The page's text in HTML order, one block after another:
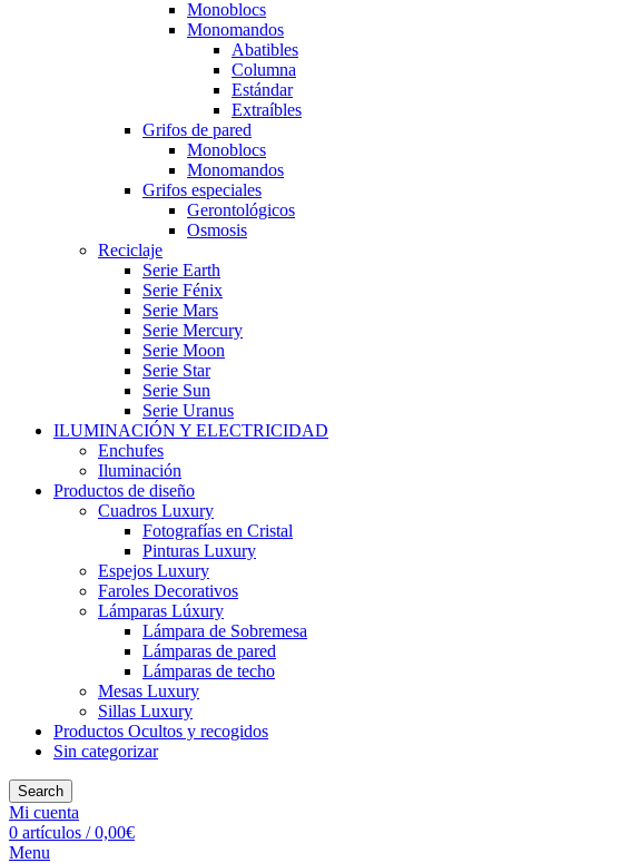
Monoblocs
Monomandos
Abatibles
Columna
Estándar
Extraíbles
Grifos de pared
Monoblocs
Monomandos
Grifos especiales
Gerontológicos
Osmosis
Reciclaje
Serie Earth
Serie Fénix
Serie Mars
Serie Mercury
Serie Moon
Serie Star
Serie Sun
Serie Uranus
ILUMINACIÓN Y ELECTRICIDAD
Enchufes
Iluminación
Productos de diseño
Cuadros Luxury
Fotografías en Cristal
Pinturas Luxury
Espejos Luxury
Faroles Decorativos
Lámparas Lúxury
Lámpara de Sobremesa
Lámparas de pared
Lámparas de techo
Mesas Luxury
Sillas Luxury
Productos Ocultos y recogidos
Sin categorizar
Search
Mi cuenta
0 artículos / 0,00€
Menu